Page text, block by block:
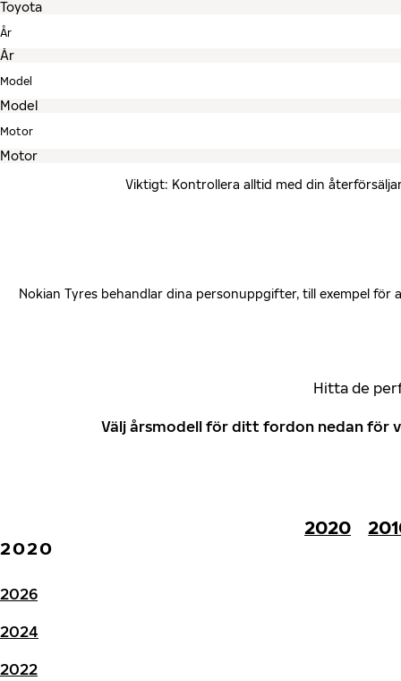
År
Model
Motor
Viktigt: Kontrollera alltid med din
Nokian Tyres behandlar dina personuppgifter, till exempel
Hitta de
Välj årsmodell för ditt fordon nedan för
2020
2020
2026
2024
2022